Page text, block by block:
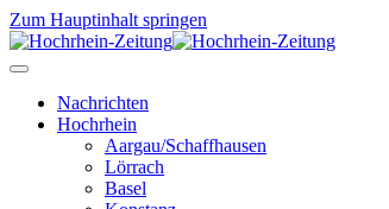
Zum Hauptinhalt springen
Nachrichten
Hochrhein
Aargau/Schaffhausen
Lörrach
Basel